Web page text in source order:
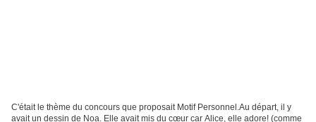
C'était le thème du concours que proposait Motif Personnel.Au départ, il y
avait un dessin de Noa. Elle avait mis du cœur car Alice, elle adore! (comme